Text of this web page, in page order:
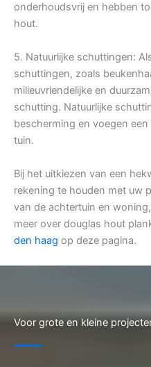
onderhoudsvrij en hebben
hout.
5. Natuurlijke schuttingen:
schuttingen, zoals
milieuvriendelijke en
schutting. Natuurlijke
bescherming en voegen
tuin.
Bij het uitkiezen van een
rekening te houden met uw
van de achtertuin en
meer over douglas hout
den haag op deze pagina.
Voor grote en kleine